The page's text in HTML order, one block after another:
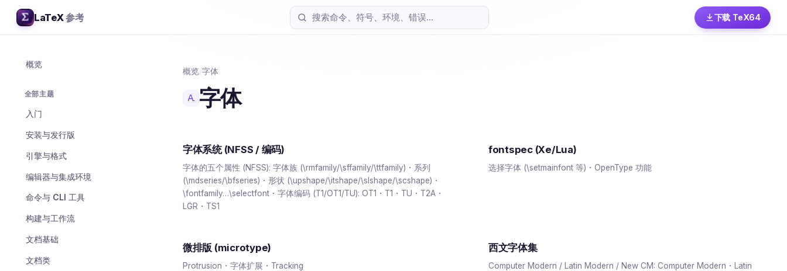
LaTeX参考 下载 TeX64
概览
全部主题
入门
安装与发行版
引擎与格式
编辑器与集成环境
命令与 CLI 工具
构建与工作流
文档基础
文档类
概览/字体
字体
字体系统 (NFSS / 编码)
字体的五个属性 (NFSS): 字体族 (\rmfamily/\sffamily/\ttfamily)・系列
(\mdseries/\bfseries)・形状 (\upshape/\itshape/\slshape/\scshape)・
\fontfamily…\selectfont・字体编码 (T1/OT1/TU): OT1・T1・TU・T2A・
LGR・TS1
fontspec (Xe/Lua)
选择字体 (\setmainfont 等)・OpenType 功能
微排版 (microtype)
Protrusion・字体扩展・Tracking
西文字体集
Computer Modern / Latin Modern / New CM: Computer Modern・Latin